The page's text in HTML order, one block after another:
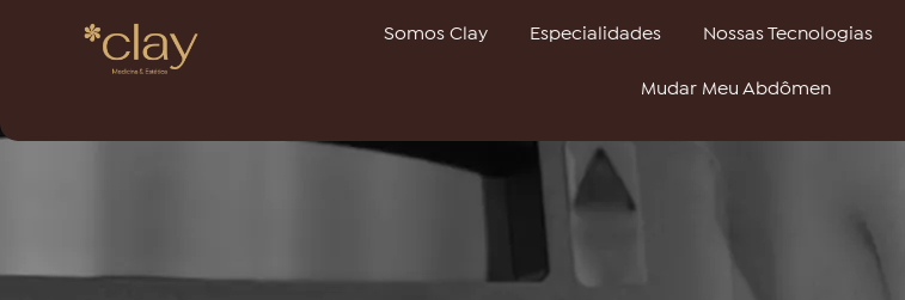
Somos Clay Especialidades Nossas Tecnologias
Mudar Meu Abdômen